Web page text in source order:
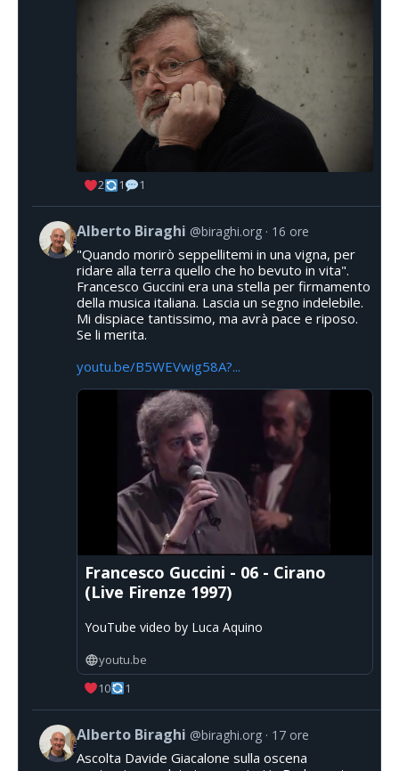
2 1 1
Alberto Biraghi @biraghi.org 16 ore
"Quando morirò seppellitemi in una vigna, per
ridare alla terra quello che ho bevuto in vita".
Francesco Guccini era una stella per firmamento
della musica italiana. Lascia un segno indelebile.
Mi dispiace tantissimo, ma avrà pace e riposo.
Se li merita.
youtu.be/B5WEVwig58A?...
Francesco Guccini - 06 - Cirano
(Live Firenze 1997)
YouTube video by Luca Aquino
youtu.be
10
1
Alberto Biraghi @biraghi.org 17 ore
Ascolta Davide Giacalone sulla oscena